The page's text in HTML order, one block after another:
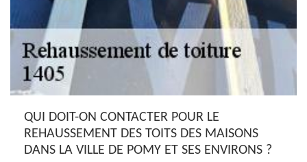
QUI DOIT-ON CONTACTER POUR LE
REHAUSSEMENT DES TOITS DES MAISONS
DANS LA VILLE DE POMY ET SES ENVIRONS ?